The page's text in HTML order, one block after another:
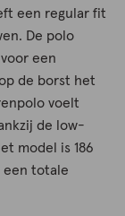
een regular fit
De polo
een
de borst het
voelt
de low-
model is 186
een totale